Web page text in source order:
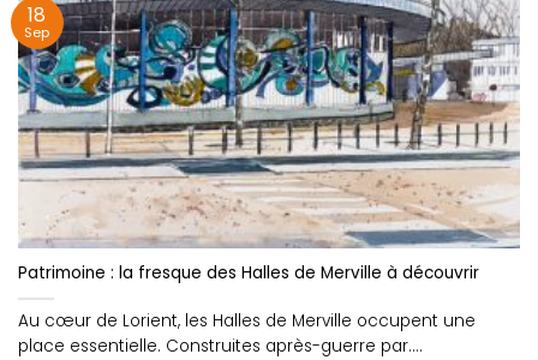
Patrimoine : la fresque des Halles de Merville à découvrir
Au cœur de Lorient, les Halles de Merville occupent une
place essentielle. Construites après-guerre par....
18
Sep